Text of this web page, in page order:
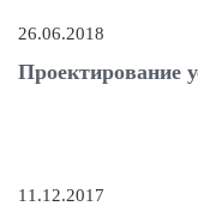
26.06.2018
11.12.2017